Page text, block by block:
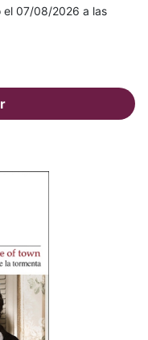
el 07/08/2026 a las